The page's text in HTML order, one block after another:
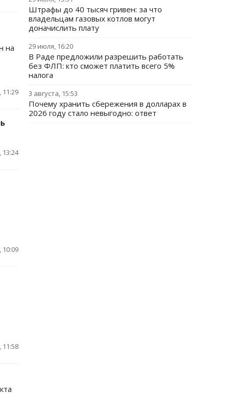
на
11:29
13:24
10:09
11:58
Штрафы до 40 тысяч гривен: за что
владельцам газовых котлов могут
доначислить плату
29 июля, 16:20
В Раде предложили разрешить работать
без ФЛП: кто сможет платить всего 5%
налога
3 августа, 15:53
Почему хранить сбережения в долларах в
2026 году стало невыгодно: ответ